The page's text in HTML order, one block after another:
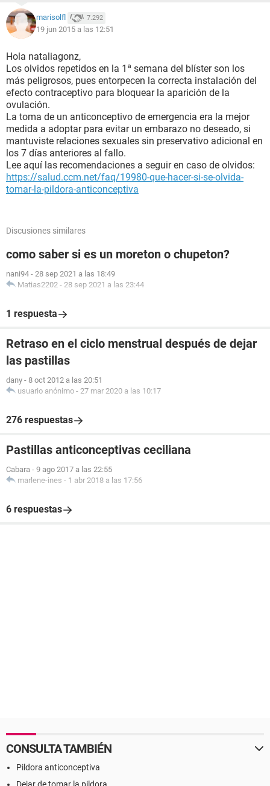
marisolfl 7.292
19 jun 2015 a las 12:51
Hola nataliagonz,
Los olvidos repetidos en la 1ª semana del blíster son los
más peligrosos, pues entorpecen la correcta instalación del
efecto contraceptivo para bloquear la aparición de la
ovulación.
La toma de un anticonceptivo de emergencia era la mejor
medida a adoptar para evitar un embarazo no deseado, si
mantuviste relaciones sexuales sin preservativo adicional en
los 7 días anteriores al fallo.
Lee aquí las recomendaciones a seguir en caso de olvidos:
https://salud.ccm.net/faq/19980-que-hacer-si-se-olvida-
tomar-la-pildora-anticonceptiva
Discusiones similares
como saber si es un moreton o chupeton?
nani94 - 28 sep 2021 a las 18:49
Matias2202 - 28 sep 2021 a las 23:44
1 respuesta
Retraso en el ciclo menstrual después de dejar
las pastillas
dany - 8 oct 2012 a las 20:51
usuario anónimo - 27 mar 2020 a las 10:17
276 respuestas
Pastillas anticonceptivas ceciliana
Cabara - 9 ago 2017 a las 22:55
marlene-ines - 1 abr 2018 a las 17:56
6 respuestas
CONSULTA TAMBIÉN
Pildora anticonceptiva